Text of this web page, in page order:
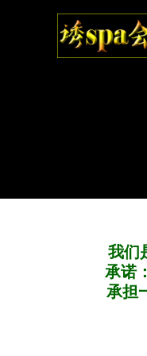
我们
承诺
承担